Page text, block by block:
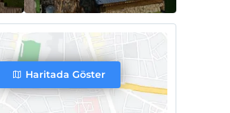
Haritada Göster